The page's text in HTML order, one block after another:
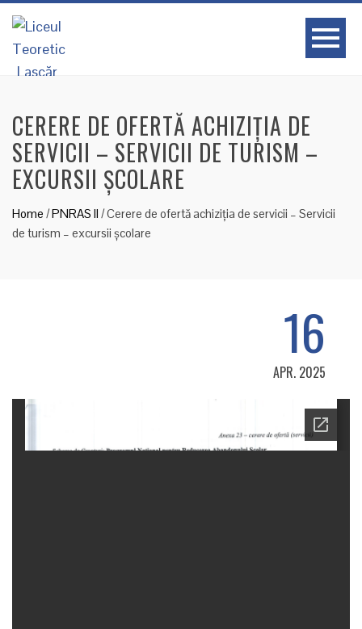
CERERE DE OFERTĂ ACHIZIȚIA DE
SERVICII – SERVICII DE TURISM –
EXCURSII ȘCOLARE
Home /PNRAS II /Cerere de ofertă achiziția de servicii – Servicii
de turism – excursii școlare
16
APR. 2025